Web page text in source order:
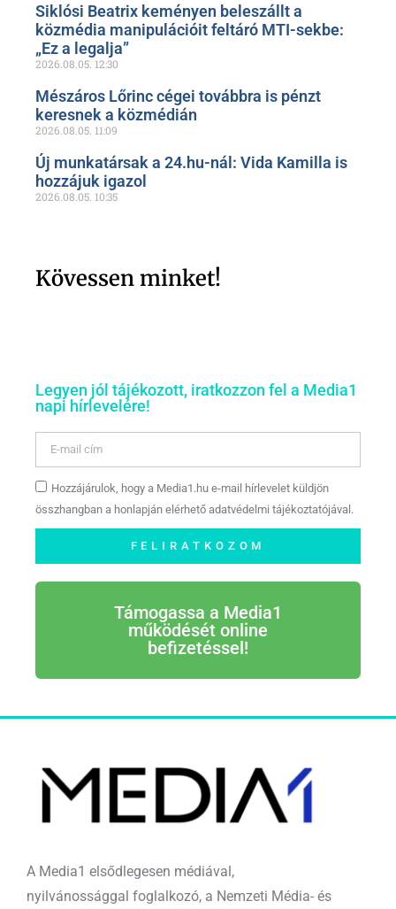
Siklósi Beatrix keményen beleszállt a
közmédia manipulációit feltáró MTI-sekbe:
„Ez a legalja”
2026.08.05. 12:30
Mészáros Lőrinc cégei továbbra is pénzt
keresnek a közmédián
2026.08.05. 11:09
Új munkatársak a 24.hu-nál: Vida Kamilla is
hozzájuk igazol
2026.08.05. 10:35
Kövessen minket!
Legyen jól tájékozott, iratkozzon fel a Media1
napi hírlevelére!
Hozzájárulok, hogy a Media1.hu e-mail hírlevelet küldjön
összhangban a honlapján elérhető adatvédelmi tájékoztatójával.
FELIRATKOZOM
Támogassa a Media1
működését online
befizetéssel!
A Media1 elsődlegesen médiával,
nyilvánossággal foglalkozó, a Nemzeti Média- és